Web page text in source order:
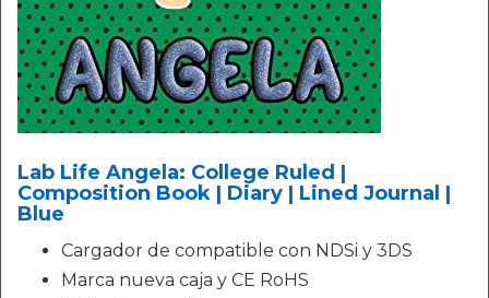
Lab Life Angela: College Ruled |
Composition Book | Diary | Lined Journal |
Blue
Cargador de compatible con NDSi y 3DS
Marca nueva caja y CE RoHS